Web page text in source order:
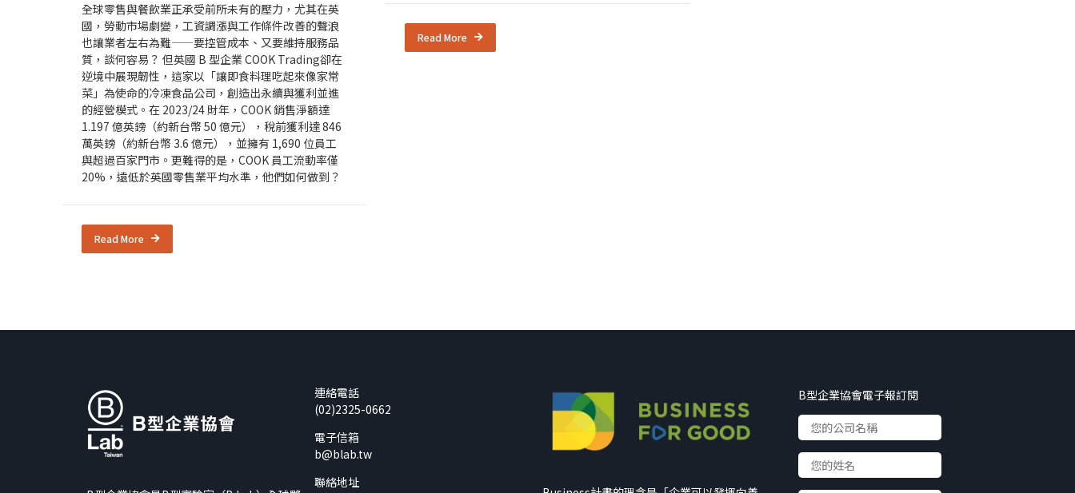
全球零售與餐飲業正承受前所未有的壓力，尤其在英
國，勞動市場劇變，工資調漲與工作條件改善的聲浪
也讓業者左右為難——要控管成本、又要維持服務品
質，談何容易？ 但英國 B 型企業 COOK Trading卻在
逆境中展現韌性，這家以「讓即食料理吃起來像家常
菜」為使命的冷凍食品公司，創造出永續與獲利並進
的經營模式。在 2023/24 財年，COOK 銷售淨額達
1.197 億英鎊（約新台幣 50 億元），稅前獲利達 846
萬英鎊（約新台幣 3.6 億元），並擁有 1,690 位員工
與超過百家門市。更難得的是，COOK 員工流動率僅
20%，遠低於英國零售業平均水準，他們如何做到？
Read More
Read More
連絡電話
(02)2325-0662
電子信箱
b@blab.tw
聯絡地址
B型企業協會電子報訂閱